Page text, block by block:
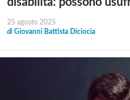
25 agosto 2025
di Giovanni Battista Diciocia